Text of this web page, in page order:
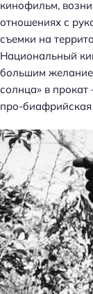
кинофильм,
отношениях с
съемки на
Национальный
большим
солнца» в
про-биафрийская